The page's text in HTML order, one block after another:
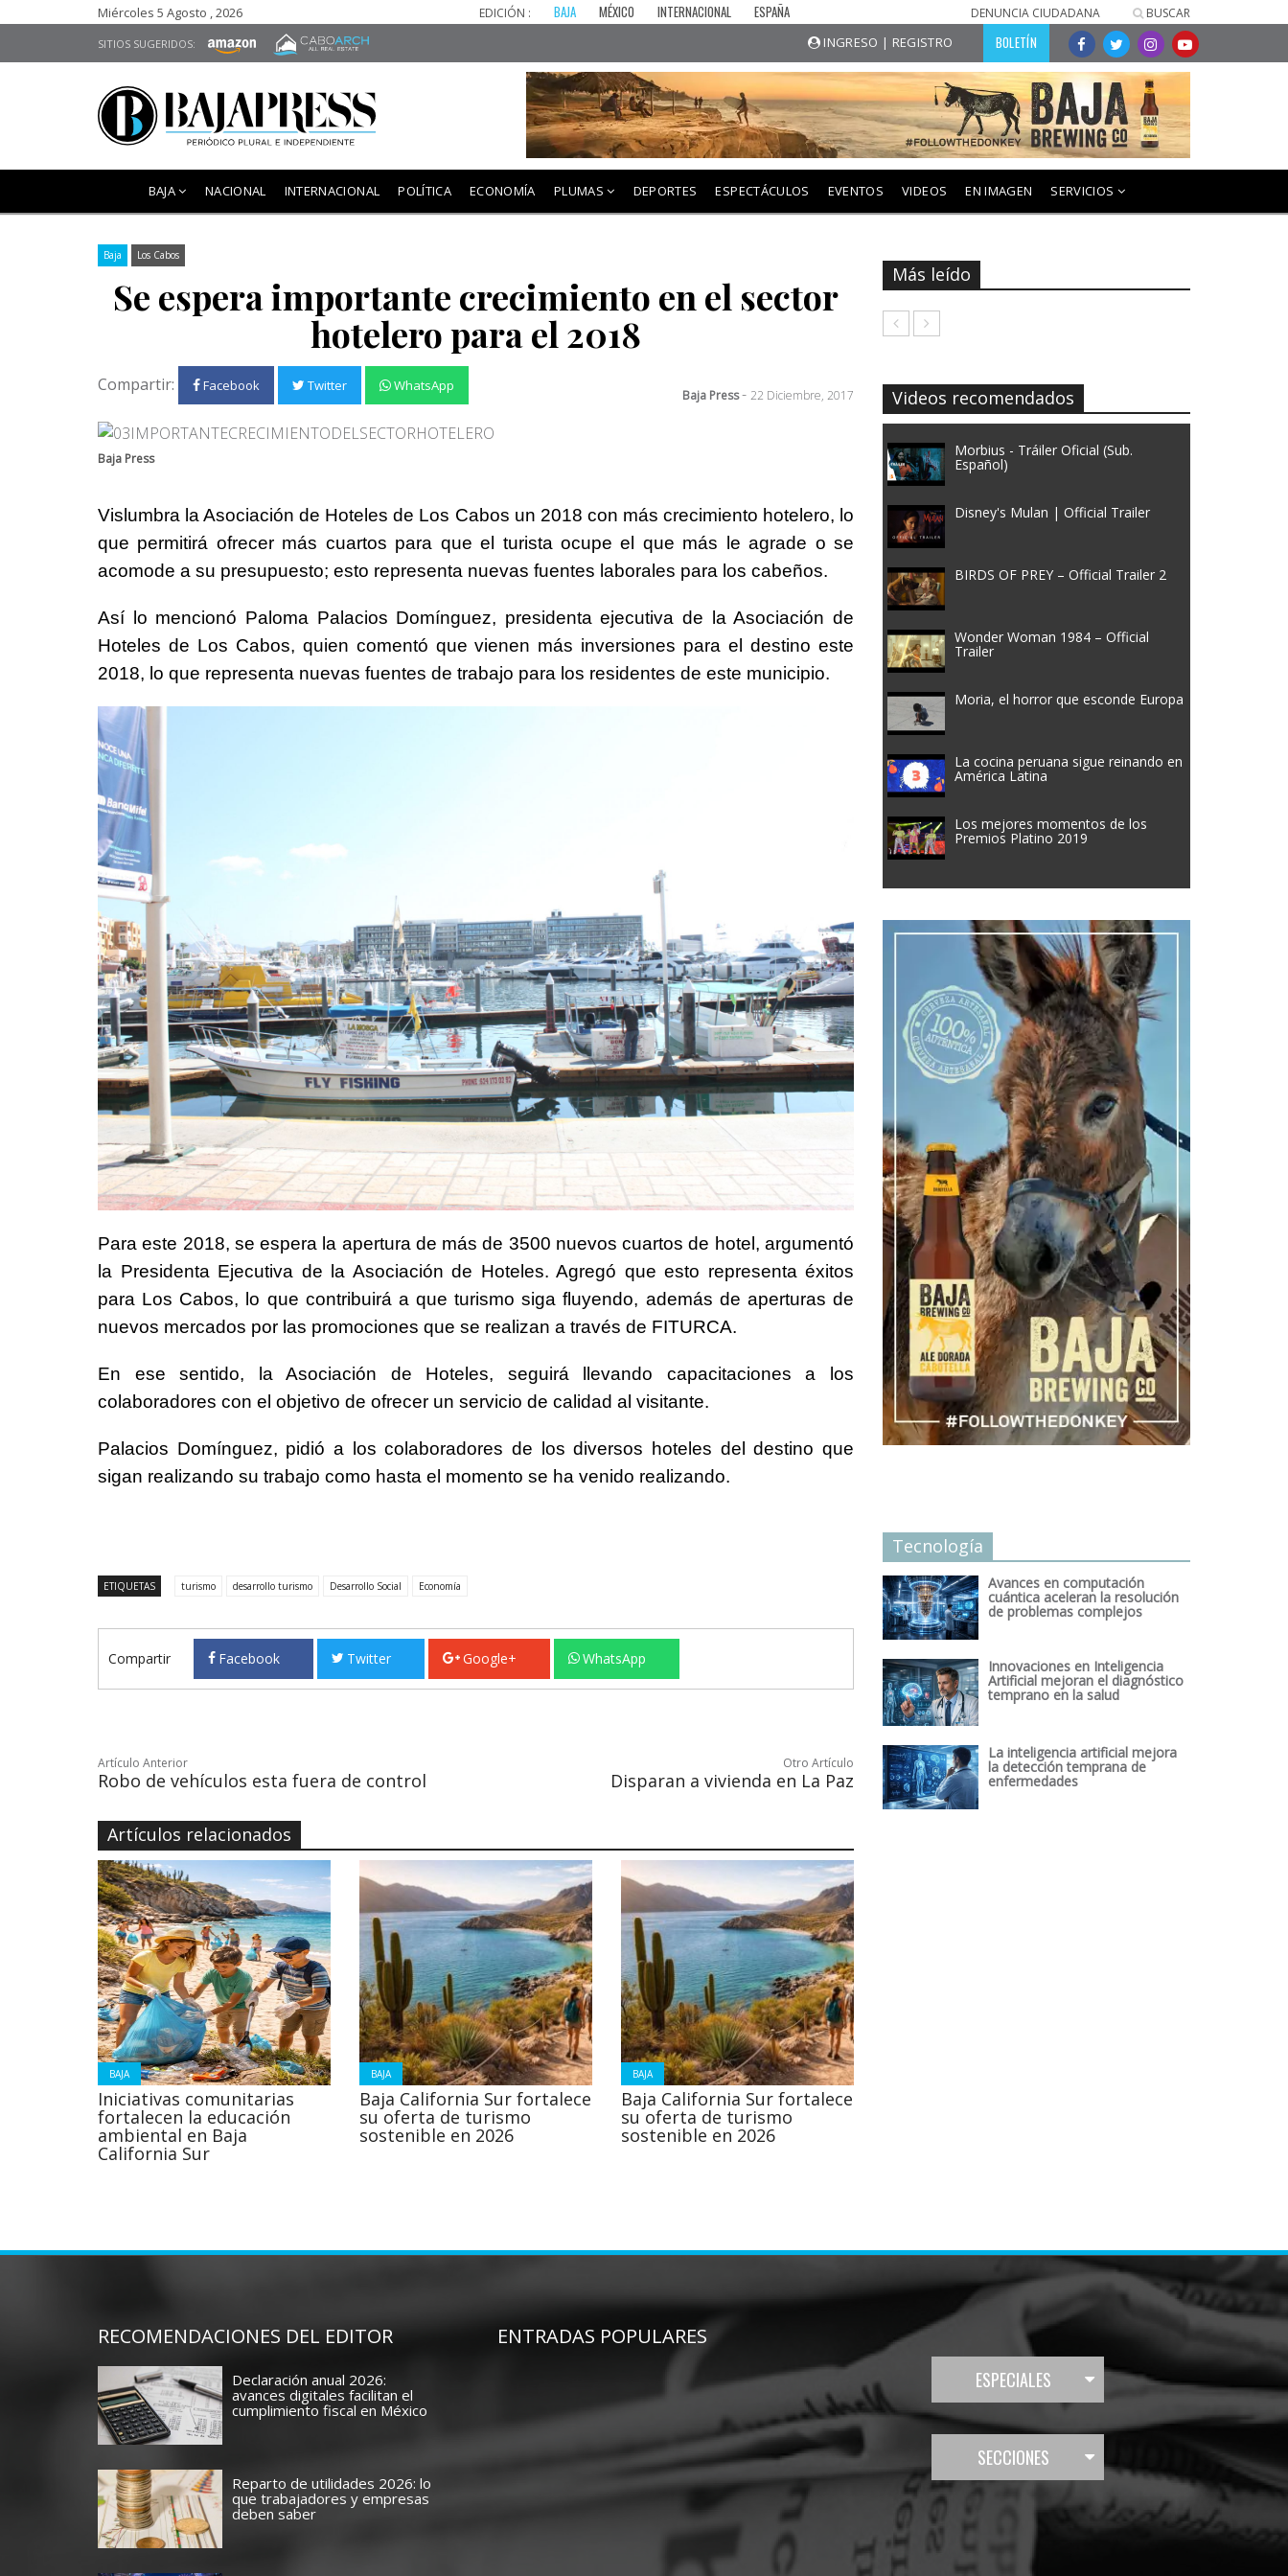
Miércoles 5 Agosto , 2026 EDICIÓN : BAJA MÉXICO INTERNACIONAL ESPAÑA DENUNCIA CIUDADANA BUSCAR
SITIOS SUGERIDOS: INGRESO | REGISTRO BOLETÍN
BAJA NACIONAL INTERNACIONAL POLÍTICA ECONOMÍA PLUMAS DEPORTES ESPECTÁCULOS EVENTOS VIDEOS EN IMAGEN SERVICIOS
Baja Los Cabos
Se espera importante crecimiento en el sector
hotelero para el 2018
Compartir: Facebook Twitter WhatsApp
Baja Press- 22 Diciembre, 2017
Baja Press
Vislumbra la Asociación de Hoteles de Los Cabos un 2018 con más crecimiento hotelero, lo
que permitirá ofrecer más cuartos para que el turista ocupe el que más le agrade o se
acomode a su presupuesto; esto representa nuevas fuentes laborales para los cabeños.
Así lo mencionó Paloma Palacios Domínguez, presidenta ejecutiva de la Asociación de
Hoteles de Los Cabos, quien comentó que vienen más inversiones para el destino este
2018, lo que representa nuevas fuentes de trabajo para los residentes de este municipio.
Para este 2018, se espera la apertura de más de 3500 nuevos cuartos de hotel, argumentó
la Presidenta Ejecutiva de la Asociación de Hoteles. Agregó que esto representa éxitos
para Los Cabos, lo que contribuirá a que turismo siga fluyendo, además de aperturas de
nuevos mercados por las promociones que se realizan a través de FITURCA.
En ese sentido, la Asociación de Hoteles, seguirá llevando capacitaciones a los
colaboradores con el objetivo de ofrecer un servicio de calidad al visitante.
Palacios Domínguez, pidió a los colaboradores de los diversos hoteles del destino que
sigan realizando su trabajo como hasta el momento se ha venido realizando.
ETIQUETAS turismo desarrollo turismo Desarrollo Social Economía
Compartir Facebook Twitter Google+ WhatsApp
Artículo Anterior
Robo de vehículos esta fuera de control
Otro Artículo
Disparan a vivienda en La Paz
Artículos relacionados
BAJA
Iniciativas comunitarias
fortalecen la educación
ambiental en Baja
California Sur
BAJA
Baja California Sur fortalece
su oferta de turismo
sostenible en 2026
BAJA
Baja California Sur fortalece
su oferta de turismo
sostenible en 2026
Más leído
Videos recomendados
Morbius - Tráiler Oficial (Sub.
Español)
Disney's Mulan | Official Trailer
BIRDS OF PREY – Official Trailer 2
Wonder Woman 1984 – Official
Trailer
Moria, el horror que esconde Europa
La cocina peruana sigue reinando en
América Latina
Los mejores momentos de los
Premios Platino 2019
Tecnología
Avances en computación
cuántica aceleran la resolución
de problemas complejos
Innovaciones en Inteligencia
Artificial mejoran el diagnóstico
temprano en la salud
La inteligencia artificial mejora
la detección temprana de
enfermedades
RECOMENDACIONES DEL EDITOR
Declaración anual 2026:
avances digitales facilitan el
cumplimiento fiscal en México
Reparto de utilidades 2026: lo
que trabajadores y empresas
deben saber
ENTRADAS POPULARES
ESPECIALES
SECCIONES